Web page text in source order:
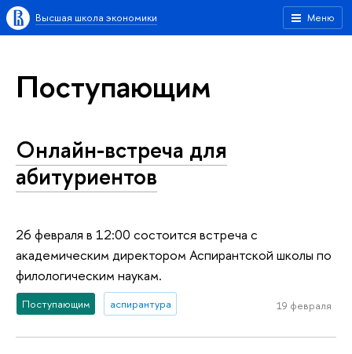
Меню
Высшая школа экономики
Поступающим
Онлайн-встреча для
абитуриентов
26 февраля в 12:00 состоится встреча с
академическим директором Аспирантской школы по
филологическим наукам.
Поступающим аспирантура 19 февраля